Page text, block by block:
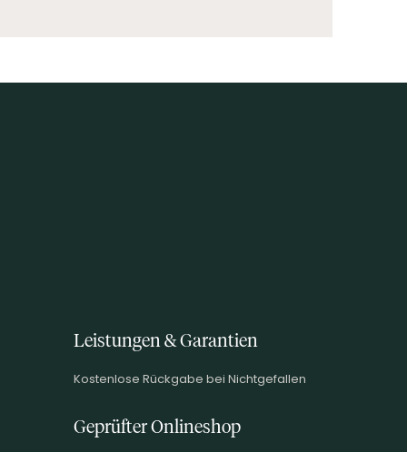
Leistungen & Garantien
Kostenlose Rückgabe bei Nichtgefallen
Geprüfter Onlineshop